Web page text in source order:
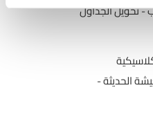
تحويل الجداول
الحديثة